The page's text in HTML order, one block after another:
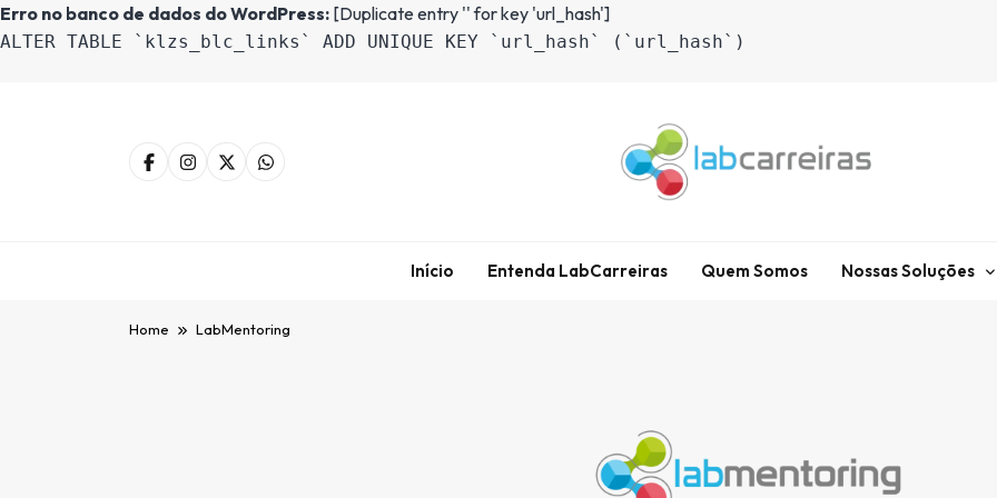
Erro no banco de dados do WordPress: [Duplicate entry '' for key 'url_hash']
ALTER TABLE `klzs_blc_links` ADD UNIQUE KEY `url_hash` (`url_hash`)
Início Entenda LabCarreiras Quem Somos Nossas Soluções
Home LabMentoring